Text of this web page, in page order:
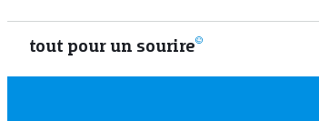
tout pour un sourire